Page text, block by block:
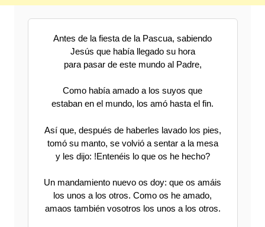
Antes de la fiesta de la Pascua, sabiendo
Jesús que había llegado su hora
para pasar de este mundo al Padre,
Como había amado a los suyos que
estaban en el mundo, los amó hasta el fin.
Así que, después de haberles lavado los pies,
tomó su manto, se volvió a sentar a la mesa
y les dijo: !Entenéis lo que os he hecho?
Un mandamiento nuevo os doy: que os amáis
los unos a los otros. Como os he amado,
amaos también vosotros los unos a los otros.